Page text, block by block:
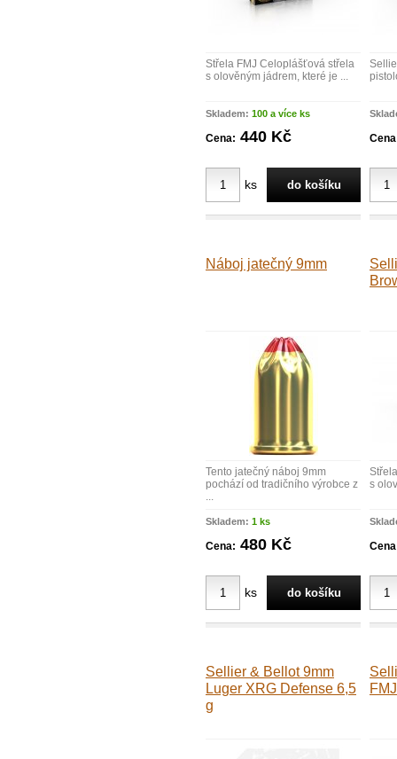
Střela FMJ Celoplášťová střela
s olověným jádrem, které je ...
Skladem: 100 a více ks
Cena: 440 Kč
ks
Náboj jatečný 9mm
Tento jatečný náboj 9mm
pochází od tradičního výrobce z
...
Skladem: 1 ks
Cena: 480 Kč
ks
s
Sellier & Bellot 9mm
Luger XRG Defense 6,5
g